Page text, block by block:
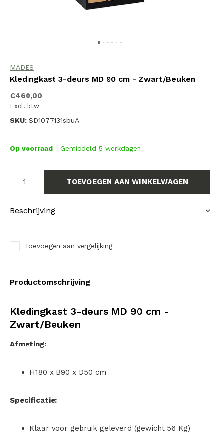
MADES
Kledingkast 3-deurs MD 90 cm - Zwart/Beuken
€460,00
Excl. btw
SKU: SD1077131sbuA
Op voorraad - Gemiddeld 5 werkdagen
TOEVOEGEN AAN WINKELWAGEN
Beschrijving
Toevoegen aan vergelijking
Productomschrijving
Kledingkast 3-deurs MD 90 cm -
Zwart/Beuken
Afmeting:
H180 x B90 x D50 cm
Specificatie:
Klaar voor gebruik geleverd (gewicht 56 Kg)